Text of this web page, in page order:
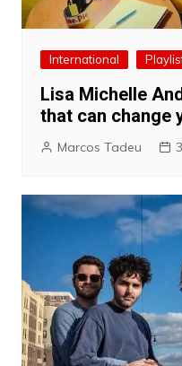
International
Lisa Michelle
that can change
Marcos Tadeu